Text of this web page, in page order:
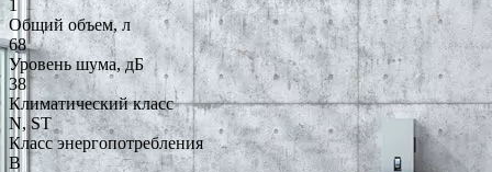
1
Общий объем, л
68
Уровень шума, дБ
38
Климатический класс
N, ST
Класс энергопотребления
B